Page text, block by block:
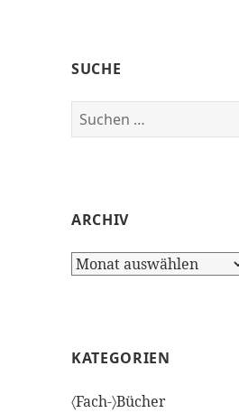
SUCHE
Suchen
nach:
ARCHIV
Archiv
KATEGORIEN
〈Fach-〉Bücher